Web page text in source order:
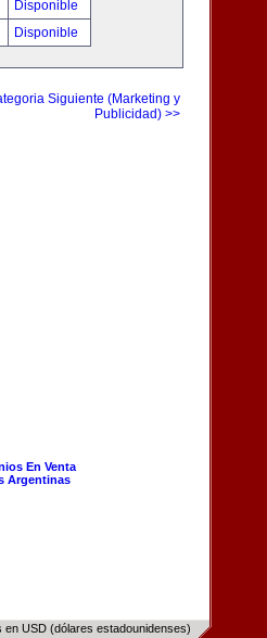
Disponible
Disponible
Siguiente (Marketing y
Publicidad) >>
En Venta
Argentinas
USD (dólares estadounidenses)